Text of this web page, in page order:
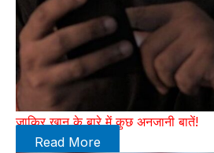
जाकिर खान के बारे में कुछ अनजानी बातें!
Read More